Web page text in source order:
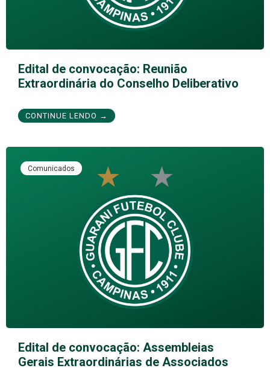
Edital de convocação: Reunião
Extraordinária do Conselho Deliberativo
CONTINUE LENDO →
Comunicados
Edital de convocação: Assembleias
Gerais Extraordinárias de Associados